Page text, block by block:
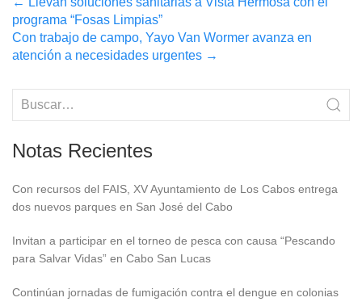
Post
navigation
programa “Fosas Limpias”
Con trabajo de campo, Yayo Van Wormer avanza en
atención a necesidades urgentes →
Notas Recientes
Con recursos del FAIS, XV Ayuntamiento de Los Cabos entrega
dos nuevos parques en San José del Cabo
Invitan a participar en el torneo de pesca con causa “Pescando
para Salvar Vidas” en Cabo San Lucas
Continúan jornadas de fumigación contra el dengue en colonias